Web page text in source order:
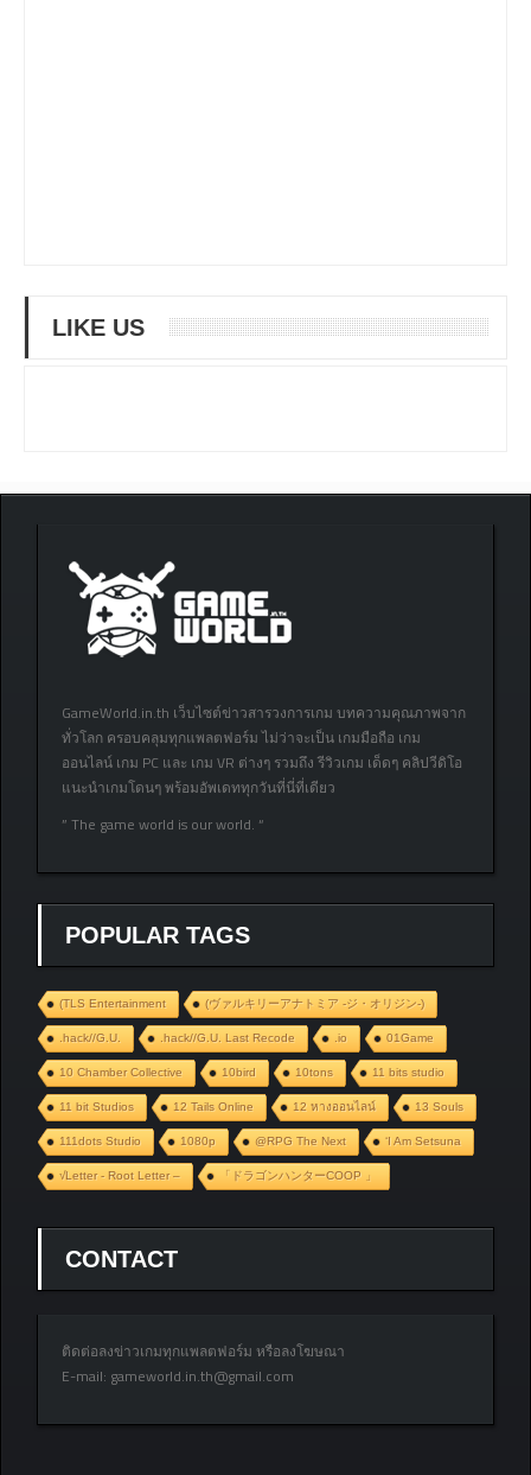
LIKE US
GameWorld.in.th เว็บไซต์ข่าวสารวงการเกม บทความคุณภาพจาก
ทั่วโลก ครอบคลุมทุกแพลตฟอร์ม ไม่ว่าจะเป็น เกมมือถือ เกม
ออนไลน์ เกม PC และ เกม VR ต่างๆ รวมถึง รีวิวเกม เด็ดๆ คลิปวีดิโอ
แนะนำเกมโดนๆ พร้อมอัพเดททุกวันที่นี่ที่เดียว
” The game world is our world. “
POPULAR TAGS
(TLS Entertainment (ヴァルキリーアナトミア ‐ジ・オリジン‐)
.hack//G.U. .hack//G.U. Last Recode .io 01Game
10 Chamber Collective 10bird 10tons 11 bits studio
11 bit Studios 12 Tails Online 12 หางออนไลน์ 13 Souls
111dots Studio 1080p @RPG The Next ‘I Am Setsuna
√Letter - Root Letter – 「ドラゴンハンターCOOP 」
CONTACT
ติดต่อลงข่าวเกมทุกแพลตฟอร์ม หรือลงโฆษณา
E-mail: gameworld.in.th@gmail.com